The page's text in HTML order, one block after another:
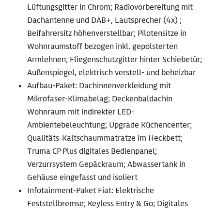
Lüftungsgitter in Chrom; Radiovorbereitung mit
Dachantenne und DAB+, Lautsprecher (4x) ;
Beifahrersitz höhenverstellbar; Pilotensitze in
Wohnraumstoff bezogen inkl. gepolsterten
Armlehnen; Fliegenschutzgitter hinter Schiebetür;
Außenspiegel, elektrisch verstell- und beheizbar
Aufbau-Paket: Dachinnenverkleidung mit
Mikrofaser-Klimabelag; Deckenbaldachin
Wohnraum mit indirekter LED-
Ambientebeleuchtung; Upgrade Küchencenter;
Qualitäts-Kaltschaummatratze im Heckbett;
Truma CP Plus digitales Bedienpanel;
Verzurrsystem Gepäckraum; Abwassertank in
Gehäuse eingefasst und isoliert
Infotainment-Paket Fiat: Elektrische
Feststellbremse; Keyless Entry & Go; Digitales